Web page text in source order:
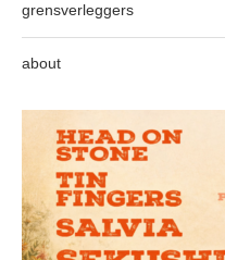
grensverleggers
about